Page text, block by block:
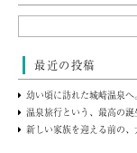
最近の投稿
幼い頃に訪れた城崎温泉
温泉旅行という、最高の誕
新しい家族を迎える前の、